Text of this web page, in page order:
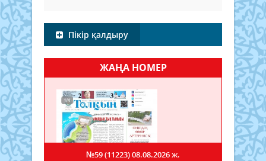
Пікір қалдыру
ЖАҢА НОМЕР
№59 (11223)08.08.2026 ж.